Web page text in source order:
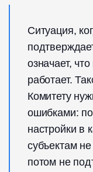
Ситуация,
означает,
работает.
Комитету
ошибками:
настройки в
субъектам
потом не